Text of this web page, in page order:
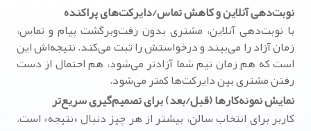
نوبت‌دهی آنلاین و کاهش تماس/دایرکت‌های پراکنده
با نوبت‌دهی آنلاین، مشتری بدون رفت‌وبرگشت پیام و تماس،
زمان آزاد را می‌بیند و درخواستش را ثبت می‌کند. نتیجه‌اش این
است که هم زمان تیم شما آزادتر می‌شود، هم احتمال از دست
رفتن مشتری بین دایرکت‌ها کمتر می‌شود.
نمایش نمونه‌کارها (قبل/بعد) برای تصمیم‌گیری سریع‌تر
کاربر برای انتخاب سالن، بیشتر از هر چیز دنبال «نتیجه» است.